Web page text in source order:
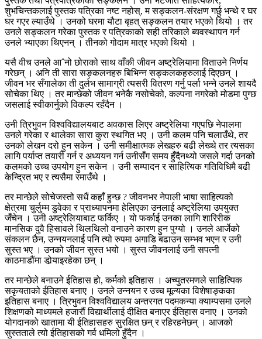
शुभचिन्तकलाई पुस्तक पत्रिका नष्ट नहोस्, म सङ्कलन-संरक्षण गर्छु भन्थे र घर
घर गएर ल्याउँथे । उनको घरमा यौटा बृहत् सङ्कलन तयार भएको थियो । तर
उनले सङ्कलन गरेका पुस्तक र पत्रिकाको सही तरिकाले ब्यवस्थापन गर्न
उनले भ्याएका थिएनन् । तीनको गोदाम मात्र भएको थियो ।
यसै वीच उनले आˆनो छोराको साथ वाँकी जीवन अष्ट्रेलियामा विताउने निर्णय
गरेछन् । अनि ती सारा सङ्कलनहरु बिभिन्न सङ्कलकहरुलाई दिएछन् ।
जीवन भर सँगालेका ती दुर्लभ सामाग्री त्यसरी वितरण गर्नु पर्ला भन्ने उनले शायदै
सोचेका थिए । तर मान्छेको जीवन भनेकै नसोचेको, कल्पना नगरेको मोडमा पुग्छ
जसलाई स्वीकार्नुको विकल्प रहँदैन ।
उनी त्रिभुवन विश्वविद्यालयबाट अवकास लिएर अष्ट्रेलिया गएपछि नेपालमा
उनले गरेका र थालेका सारा कुरा स्थगित भए । उनी कलम पनि चलाउँथे, तर
उनको लेखन दरो हुन सकेन । उनी समीक्षात्मक लेखहरु बढी लेख्थे तर त्यसका
लागि पर्याप्त तयारी गर्न र अध्ययन गर्न उनीसँग समय हुँदैनथ्यो जसले गर्दा उनको
कलमको उच्च उपयोग हुन सकेन । उनी सम्पादन र साहित्यिक गतिविधिमै बढी
केन्द्रित भए र त्यसैमा रमाउँथे ।
तर मान्छेले सोचेजस्तो सधैं कहाँ हुन्छ ? जीवनभर नेपाली भाषा साहित्यको
क्षेत्रमा चुर्लुम्म डुवेका र प्राध्यापनमा हेलिएका उनलाई अष्ट्रेलिया उपयुक्त
जँचेन । उनी अष्ट्रेलियाबाट फर्किए । यो फर्काई उनका लागि शारिरीक
मानसिक दुवै हिसावले थिलथिलो वनाउने कारण हुन पुग्यो । उनले आर्जेको
संकलन छैन, उन्नयनलाई पनि त्यो रुपमा अगाडि बढाउन सम्भव भएन र उनी
सुस्त भए । उनको जीवन सुस्त भयो । सुस्त जीवनलाई उनी सपत्नी
काठमाडौंमा डोर्‍याइरहेका छन् ।
तर मान्छेले बनाउने ईतिहास हो, कर्मको इतिहास । अच्युतरमणले साहित्यिक
सकृयताको ईतिहास बनाए । उनले उन्नयन र उच्च मूल्यका विशेषाङ्कका
इतिहास बनाए । त्रिभुवन विश्वविद्यालय अन्तरगत पदमकन्या क्याम्पसमा उनले
शिक्षणको माध्यमले हजारौं विद्यार्थीलाई दीक्षित बनाएर ईतिहास वनाए । उनको
योगदानको खातामा यी ईतिहासहरु सुरक्षित छन् र रहिरहनेछन् । आजको
सुस्तताले त्यो ईतिहासको गर्व धमिलो हुँदैन ।